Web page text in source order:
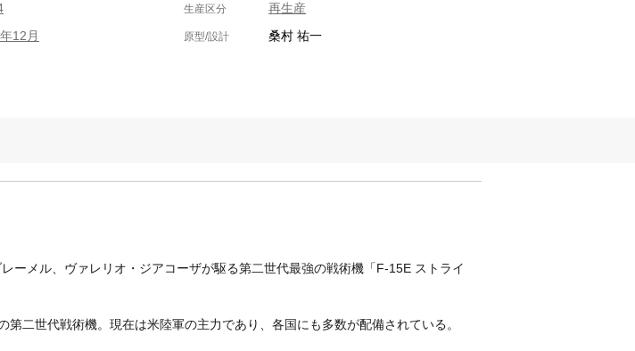
生産区分 再生産
12月 原型/設計 桑村 祐一
ーメル、ヴァレリオ・ジアコーザが駆る第二世代最強の戦術機「F-15E ストライ
二世代戦術機。現在は米陸軍の主力であり、各国にも多数が配備されている。